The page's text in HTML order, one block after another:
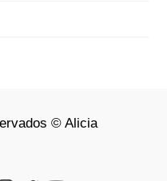
© Alicia